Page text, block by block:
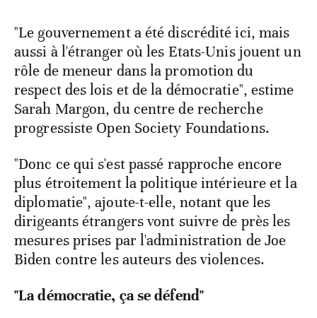
"Le gouvernement a été discrédité ici, mais
aussi à l'étranger où les Etats-Unis jouent un
rôle de meneur dans la promotion du
respect des lois et de la démocratie", estime
Sarah Margon, du centre de recherche
progressiste Open Society Foundations.
"Donc ce qui s'est passé rapproche encore
plus étroitement la politique intérieure et la
diplomatie", ajoute-t-elle, notant que les
dirigeants étrangers vont suivre de près les
mesures prises par l'administration de Joe
Biden contre les auteurs des violences.
"La démocratie, ça se défend"